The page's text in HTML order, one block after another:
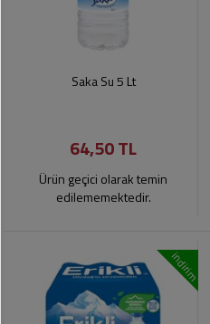
Saka Su 5 Lt
64,50 TL
Ürün geçici olarak temin
edilememektedir.
indirim